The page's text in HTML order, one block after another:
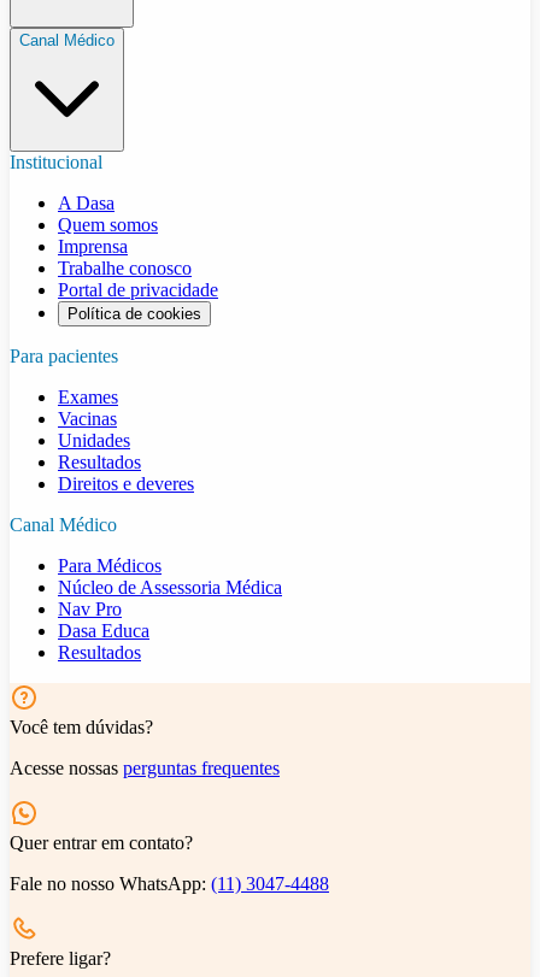
Canal Médico
Institucional
A Dasa
Quem somos
Imprensa
Trabalhe conosco
Portal de privacidade
Política de cookies
Para pacientes
Exames
Vacinas
Unidades
Resultados
Direitos e deveres
Canal Médico
Para Médicos
Núcleo de Assessoria Médica
Nav Pro
Dasa Educa
Resultados
Você tem dúvidas?
Acesse nossas perguntas frequentes
Quer entrar em contato?
Fale no nosso WhatsApp: (11) 3047-4488
Prefere ligar?